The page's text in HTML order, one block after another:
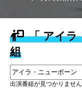
「 アイラ
組
出演番組が見つかりません